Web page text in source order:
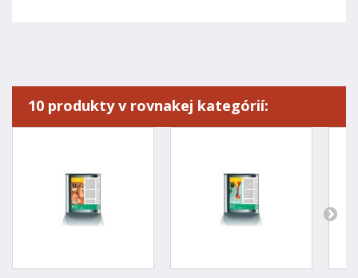
10 produkty v rovnakej kategórií: